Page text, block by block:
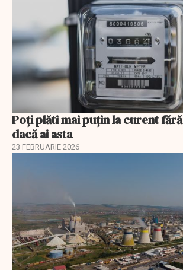
Poți plăti mai puțin la curent
dacă ai asta
23 FEBRUARIE 2026